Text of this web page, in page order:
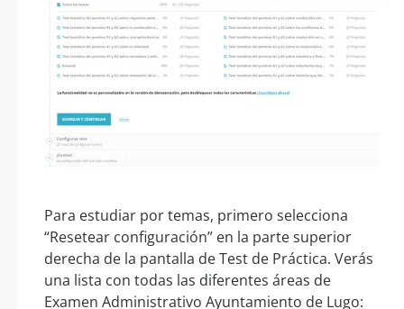
Para estudiar por temas, primero selecciona
“Resetear configuración” en la parte superior
derecha de la pantalla de Test de Práctica. Verás
una lista con todas las diferentes áreas de
Examen Administrativo Ayuntamiento de Lugo: